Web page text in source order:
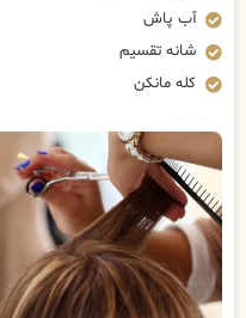
آب پاش
شانه تقسیم
کله مانکن